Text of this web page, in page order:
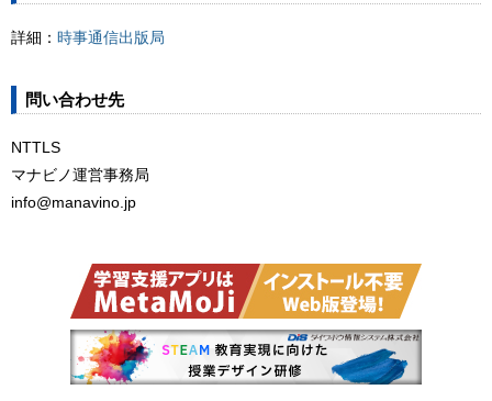
詳細： 時事通信出版局
問い合わせ先
NTTLS
マナビノ運営事務局
info@manavino.jp